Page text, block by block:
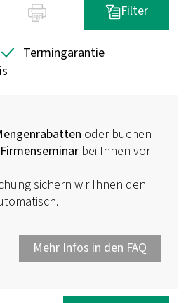
Filter
zurücksetzen
Termingarantie
oder buchen
bei Ihnen vor
sichern wir Ihnen den
Mehr Infos in den FAQ